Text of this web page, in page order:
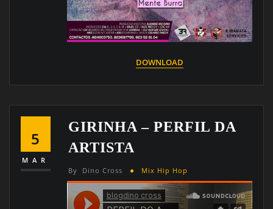
DOWNLOAD
5
MAR
GIRINHA – PERFIL DA
ARTISTA
By Dino Cross Mix Hip Hop